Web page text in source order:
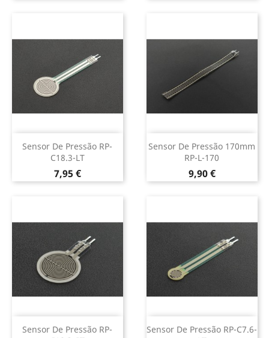
Sensor De Pressão RP-
C18.3-LT
Preço
7,95 €
Sensor De Pressão 170mm
RP-L-170
Preço
9,90 €
Sensor De Pressão RP-
Sensor De Pressão RP-C7.6-